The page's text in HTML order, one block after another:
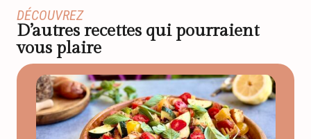
DÉCOUVREZ
D’autres recettes qui pourraient
vous plaire